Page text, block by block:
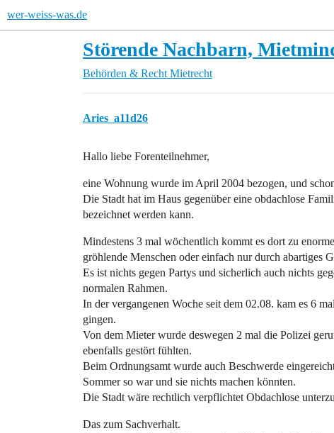
wer-weiss-was.de
Störende Nachbarn,
Behörden & Recht Mietrecht
Aries_a11d26
Hallo liebe Forenteilnehmer,
eine Wohnung wurde im April 2004 bezogen, und
Die Stadt hat im Haus gegenüber eine obdachlose
bezeichnet werden kann.
Mindestens 3 mal wöchentlich kommt es dort zu
gröhlende Menschen oder einfach nur durch abartiges
Es ist nichts gegen Partys und sicherlich auch nichts
normalen Rahmen.
In der vergangenen Woche seit dem 02.08. kam es 6
gingen.
Von dem Mieter wurde deswegen 2 mal die Polizei
ebenfalls gestört fühlten.
Beim Ordnungsamt wurde auch Beschwerde
Sommer so war und sie nichts machen könnten.
Die Stadt wäre rechtlich verpflichtet Obdachlose
Das zum Sachverhalt.